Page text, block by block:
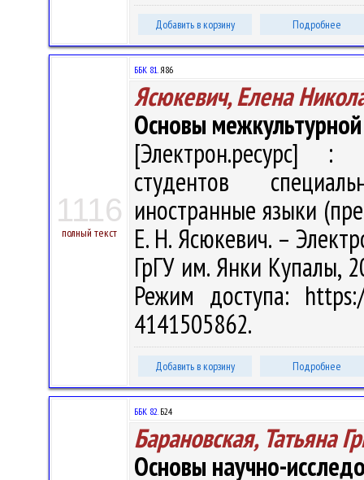
Добавить в корзину Подробнее
1116
полный текст
ББК 81.Я86
Ясюкевич, Елена
Основы
[Электрон.ресурс] :
студентов
иностранные языки
Е. Н. Ясюкевич. –
ГрГУ им. Янки Купалы,
Режим доступа:
4141505862.
Добавить в корзину Подробнее
ББК 82.Б24
Барановская, Татьяна
Основы научно-